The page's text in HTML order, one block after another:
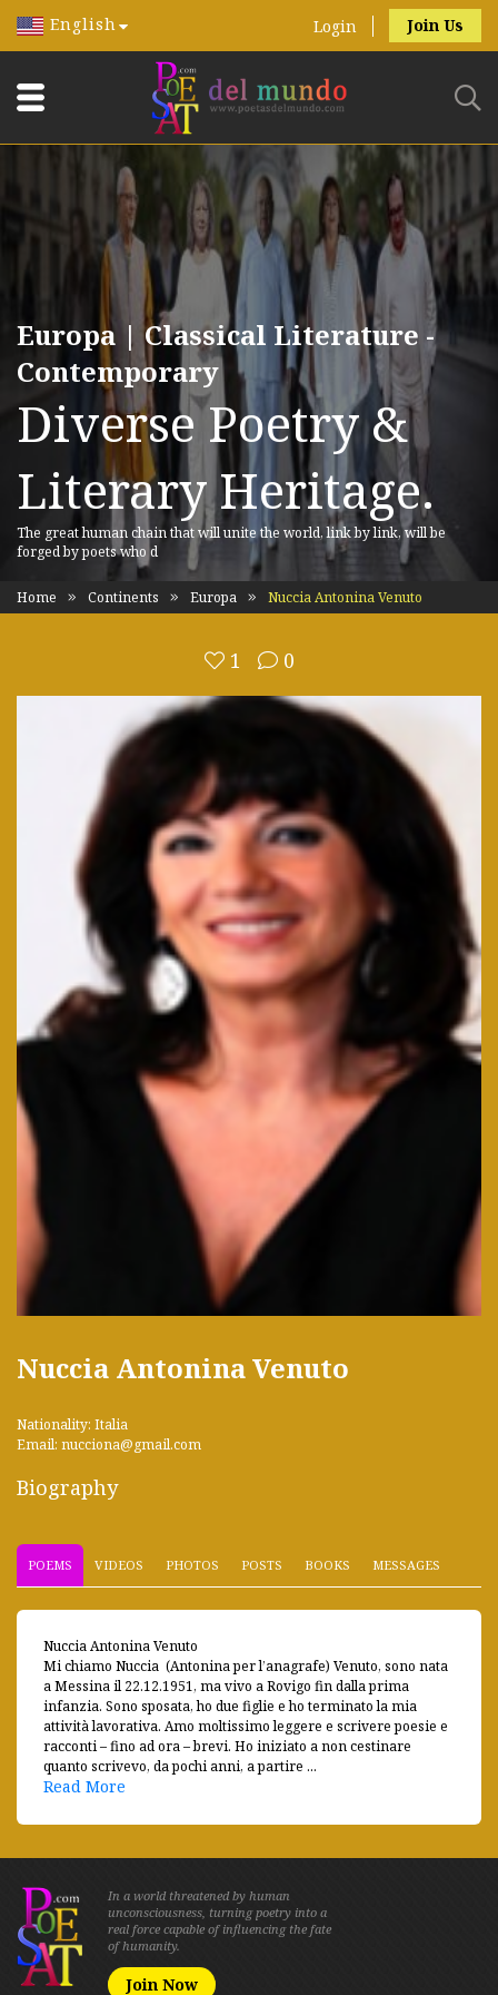
English Login Join Us
Europa | Classical Literature -
Contemporary
Diverse Poetry &
Literary Heritage.
The great human chain that will unite the world, link by link, will be
forged by poets who d
Home Continents Europa Nuccia Antonina Venuto
1 0
Nuccia Antonina Venuto
Nationality: Italia
Email: nucciona@gmail.com
Biography
POEMS VIDEOS PHOTOS POSTS BOOKS MESSAGES
Nuccia Antonina Venuto
Mi chiamo Nuccia (Antonina per l’anagrafe) Venuto, sono nata
a Messina il 22.12.1951, ma vivo a Rovigo fin dalla prima
infanzia. Sono sposata, ho due figlie e ho terminato la mia
attività lavorativa. Amo moltissimo leggere e scrivere poesie e
racconti – fino ad ora – brevi. Ho iniziato a non cestinare
quanto scrivevo, da pochi anni, a partire ...
Read More
In a world threatened by human
unconsciousness, turning poetry into a
real force capable of influencing the fate
of humanity.
Join Now